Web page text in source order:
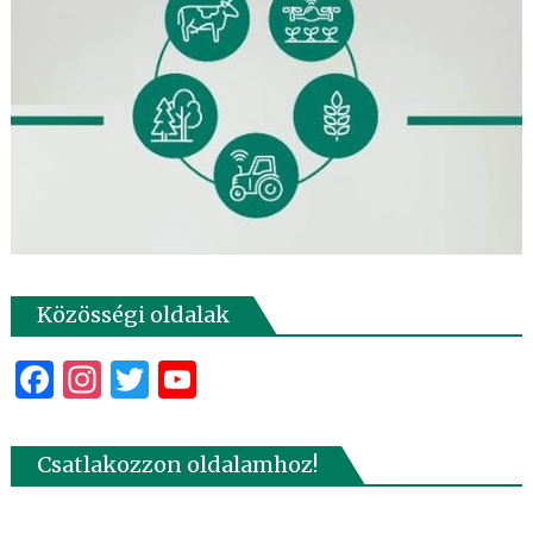
Közösségi oldalak
Facebook
Instagram
Twitter
YouTube
Csatlakozzon oldalamhoz!